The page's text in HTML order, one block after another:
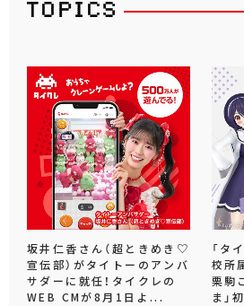
坂井仁香さん（超ときめき♡
宣伝部）がタイトーのアンバ
サダーに就任！タイクレの
WEB CMが8月1日よ...
「タ
校所
栗駒
ま」